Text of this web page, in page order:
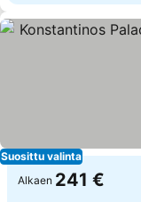
Suosittu valinta
Alkaen 241 €